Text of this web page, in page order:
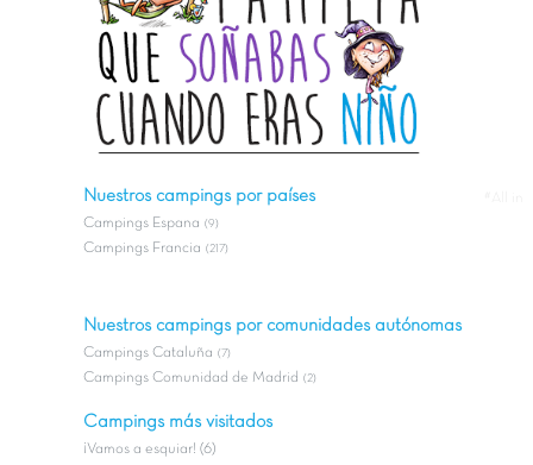
Nuestros campings por países
Campings Espana (9)
Campings Francia (217)
Nuestros campings por comunidades autónomas
Campings Cataluña (7)
Campings Comunidad de Madrid (2)
Campings más visitados
¡Vamos a esquiar! (6)